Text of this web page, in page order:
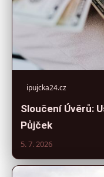
ipujcka24.cz
Sloučení Úvěrů:
Půjček
5. 7. 2026